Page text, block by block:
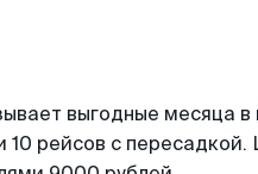
выгодные месяца в
рейсов с пересадкой.